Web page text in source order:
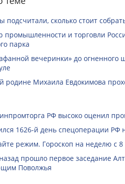
подсчитали, сколько стоит
промышленности и торговли
парка
вечеринки» до огненного
родине Михаила Евдокимова
РФ высоко оценил
1626-й день спецоперации РФ
режим. Гороскоп на неделю с 8
прошло первое заседание
Поволжья